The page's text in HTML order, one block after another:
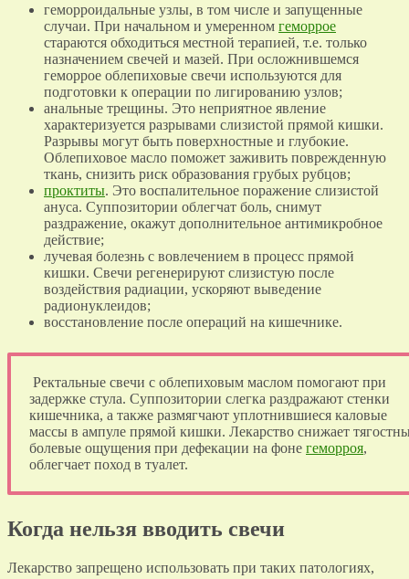
геморроидальные узлы, в том числе и запущенные
случаи. При начальном и умеренном геморрое
стараются обходиться местной терапией, т.е. только
назначением свечей и мазей. При осложнившемся
геморрое облепиховые свечи используются для
подготовки к операции по лигированию узлов;
анальные трещины. Это неприятное явление
характеризуется разрывами слизистой прямой кишки.
Разрывы могут быть поверхностные и глубокие.
Облепиховое масло поможет заживить поврежденную
ткань, снизить риск образования грубых рубцов;
проктиты. Это воспалительное поражение слизистой
ануса. Суппозитории облегчат боль, снимут
раздражение, окажут дополнительное антимикробное
действие;
лучевая болезнь с вовлечением в процесс прямой
кишки. Свечи регенерируют слизистую после
воздействия радиации, ускоряют выведение
радионуклеидов;
восстановление после операций на кишечнике.
Ректальные свечи с облепиховым маслом помогают при
задержке стула. Суппозитории слегка раздражают стенки
кишечника, а также размягчают уплотнившиеся каловые
массы в ампуле прямой кишки. Лекарство снижает
болевые ощущения при дефекации на фоне геморроя,
облегчает поход в туалет.
Когда нельзя вводить свечи
Лекарство запрещено использовать при таких патологиях,